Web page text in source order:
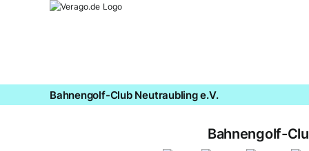
Bahnengolf-Club Neutraubling e.V.
Bahnengolf-